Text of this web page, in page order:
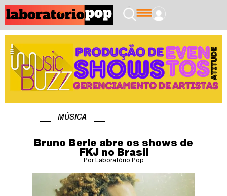
MÚSICA
Bruno Berle abre os shows de
FKJ no Brasil
Por Laboratório Pop